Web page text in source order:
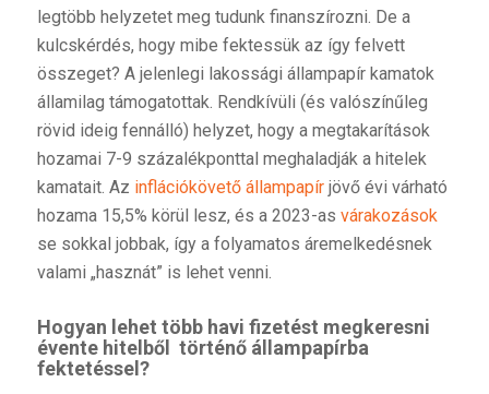
legtöbb helyzetet meg tudunk finanszírozni. De a
kulcskérdés, hogy mibe fektessük az így felvett
összeget? A jelenlegi lakossági állampapír kamatok
államilag támogatottak. Rendkívüli (és valószínűleg
rövid ideig fennálló) helyzet, hogy a megtakarítások
hozamai 7-9 százalékponttal meghaladják a hitelek
kamatait. Az inflációkövető állampapírjövő évi várható
hozama 15,5% körül lesz, és a 2023-as várakozások
se sokkal jobbak, így a folyamatos áremelkedésnek
valami „hasznát” is lehet venni.
Hogyan lehet több havi fizetést megkeresni
évente hitelből történő állampapírba
fektetéssel?